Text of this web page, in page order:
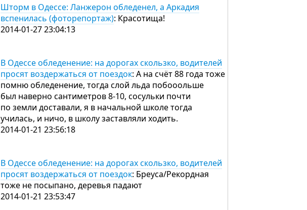
Шторм в Одессе: Ланжерон обледенел, а Аркадия
вспенилась (фоторепортаж): Красотища!
2014-01-27 23:04:13
В Одессе обледенение: на дорогах скользко, водителей
просят воздержаться от поездок: А на счёт 88 года тоже
помню обледенение, тогда слой льда побооольше
был наверно сантиметров 8-10, сосульки почти
по земли доставали, я в начальной школе тогда
училась, и ничо, в школу заставляли ходить.
2014-01-21 23:56:18
В Одессе обледенение: на дорогах скользко, водителей
просят воздержаться от поездок: Бреуса/Рекордная
тоже не посыпано, деревья падают
2014-01-21 23:53:47